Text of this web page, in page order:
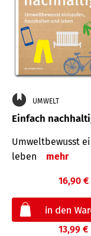
UMWELT
Einfach
Umweltbewusst
leben
mehr
16,90 €
13,99 €